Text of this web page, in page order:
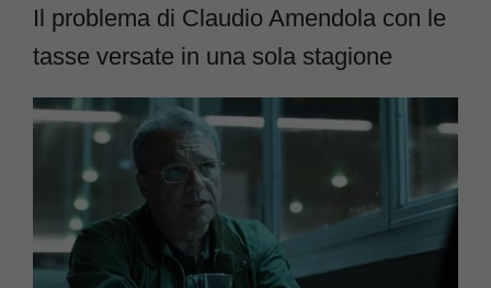
Il problema di Claudio Amendola con le
tasse versate in una sola stagione